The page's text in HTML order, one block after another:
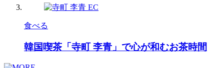
食べる
韓国喫茶「寺町 李青」で心が和むお茶時間